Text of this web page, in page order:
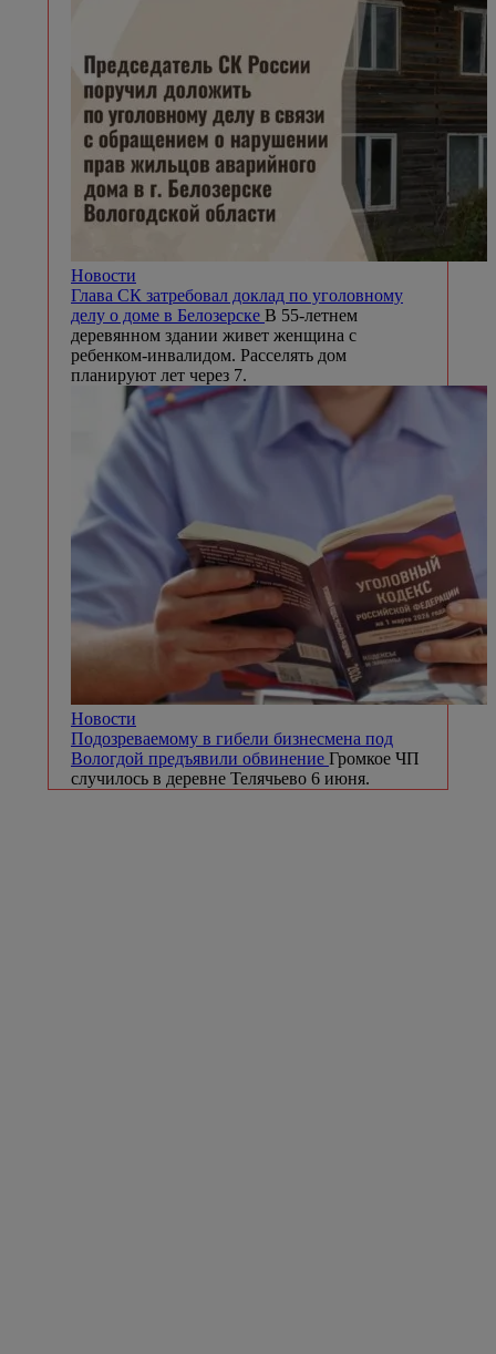
Новости
Глава СК затребовал доклад по уголовному
делу о доме в Белозерске В 55-летнем
деревянном здании живет женщина с
ребенком-инвалидом. Расселять дом
планируют лет через 7.
Новости
Подозреваемому в гибели бизнесмена под
Вологдой предъявили обвинение Громкое ЧП
случилось в деревне Телячьево 6 июня.